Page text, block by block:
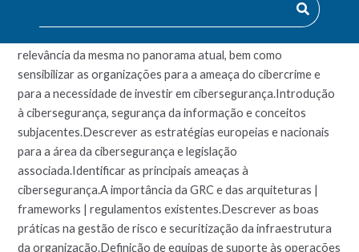
Pretende-se apresentar os conceitos fundamentais na área
relevância da mesma no panorama atual, bem como
sensibilizar as organizações para a ameaça do cibercrime e
para a necessidade de investir em cibersegurança.Introdução
à cibersegurança, segurança da informação e conceitos
subjacentes.Descrever as estratégias europeias e nacionais
para a área da cibersegurança e legislação
associada.Identificar as principais ameaças à
cibersegurança.A importância da GRC e das arquiteturas |
frameworks | regulamentos existentes.Descrever as boas
práticas na gestão de risco e securitização da infraestrutura
da organização.Definição de equipas de suporte às operações